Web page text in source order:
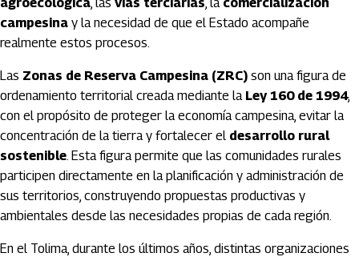
campesina y la necesidad de que el Estado acompañe
realmente estos procesos.
Las Zonas de Reserva Campesina (ZRC) son una figura de
ordenamiento territorial creada mediante la Ley 160 de 1994,
con el propósito de proteger la economía campesina, evitar la
concentración de la tierra y fortalecer el desarrollo rural
sostenible. Esta figura permite que las comunidades rurales
participen directamente en la planificación y administración de
sus territorios, construyendo propuestas productivas y
ambientales desde las necesidades propias de cada región.
En el Tolima, durante los últimos años, distintas organizaciones